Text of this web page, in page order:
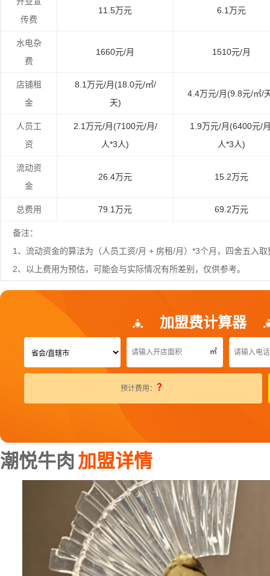
传费
11.5万元 6.1万元
水电杂
费
1660元/月 1510元/月
店铺租
金
8.1万元/月(18.0元/㎡/
天)
4.4万元/月(9.8元/㎡/
人员工
资
2.1万元/月(7100元/月/
人*3人)
1.9万元/月(6400元/
人*3人)
流动资
金
26.4万元 15.2万元
总费用 79.1万元 69.2万元
备注：
1、流动资金的算法为（人员工资/月 + 房租/月）*3个月，四舍五入
2、以上费用为预估，可能会与实际情况有所差别，仅供参考。
加盟费计算器
㎡
预计费用： ？
潮悦牛肉 加盟详情